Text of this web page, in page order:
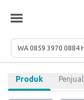
Produk Penjual